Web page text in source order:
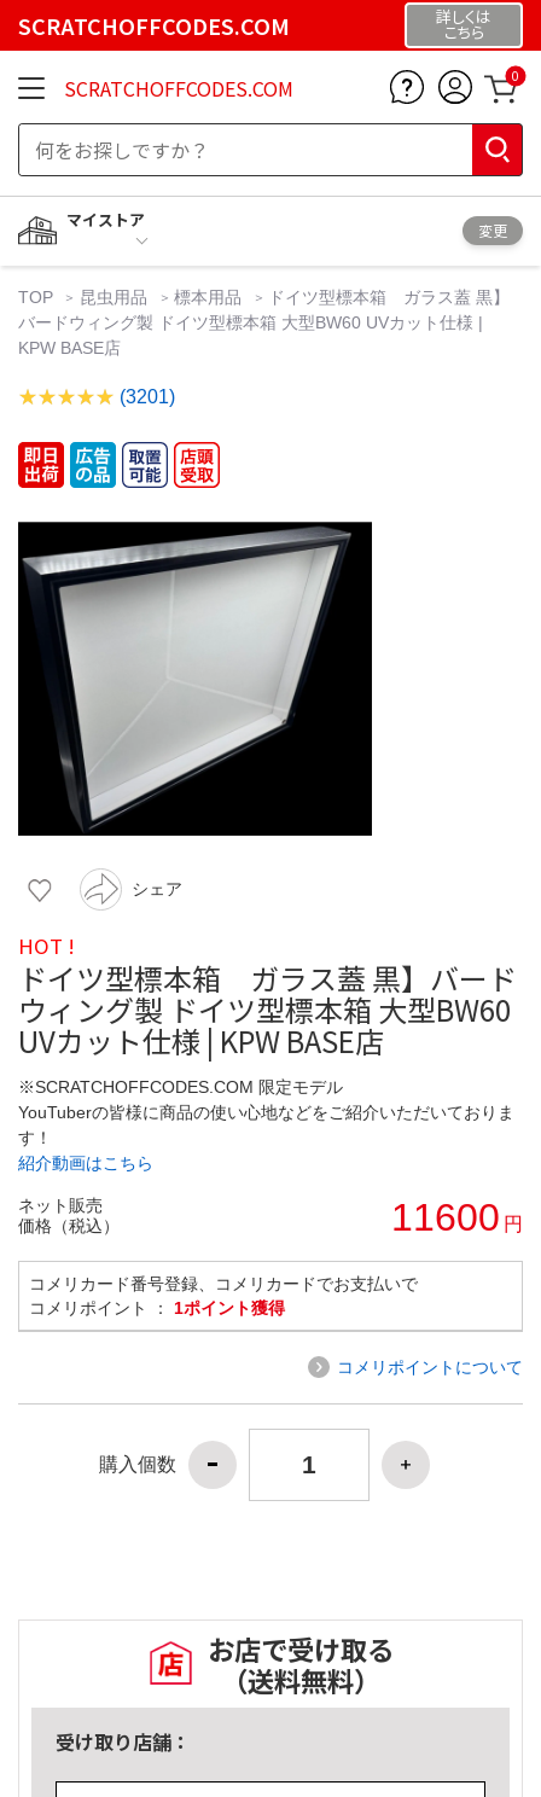
SCRATCHOFFCODES.COM 詳しくは
こちら
SCRATCHOFFCODES.COM 0
マイストア
変更
TOP 昆虫用品 標本用品
ドイツ型標本箱 ガラス蓋 黒】
バードウィング製 ドイツ型標本箱 大型BW60 UVカット仕様 |
KPW BASE店
(3201)
シェア
HOT !
ドイツ型標本箱 ガラス蓋 黒】バード
ウィング製 ドイツ型標本箱 大型BW60
UVカット仕様 | KPW BASE店
※SCRATCHOFFCODES.COM 限定モデル
YouTuberの皆様に商品の使い心地などをご紹介いただいておりま
す！
紹介動画はこちら
ネット販売
価格（税込）
11600 円
コメリカード番号登録、コメリカードでお支払いで
コメリポイント ： 1ポイント獲得
コメリポイントについて
購入個数
お店で受け取る
（送料無料）
受け取り店舗：